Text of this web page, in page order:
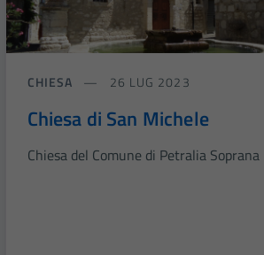
CHIESA 26 LUG 2023
Chiesa di San Michele
Chiesa del Comune di Petralia Soprana